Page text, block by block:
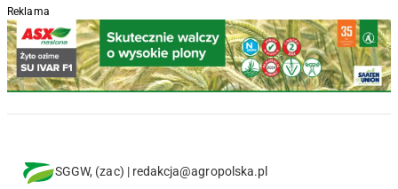
Reklama
SGGW, (zac) | redakcja@agropolska.pl